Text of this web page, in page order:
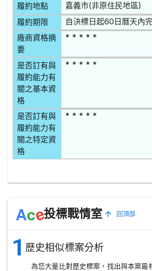
履約地點
嘉義市(非原住民地區)
履約期限 自決標日起60日曆天內
廠商資格摘
要
* * * * *
是否訂有與
履約能力有
關之基本資
格
* * * * *
是否訂有與
履約能力有
關之特定資
格
* * * * *
Ace投標戰情室 回頂部
1 歷史相似標案分析
為您大量比對歷史標案，找出與本案最